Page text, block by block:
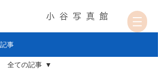
小谷写真館
記事
全ての記事